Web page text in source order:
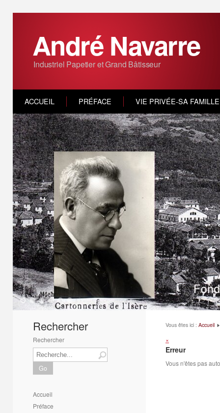
André Navarre
Industriel Papetier et Grand Bâtisseur
ACCUEIL PRÉFACE VIE PRIVÉE-SA FAMILLE
3 4 5 6
Rechercher
Rechercher
Go
Accueil
Préface
Vous êtes ici : Accueil
×
Erreur
Vous n'êtes pas